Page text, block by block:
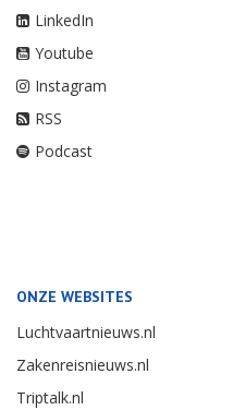
LinkedIn
Youtube
Instagram
RSS
Podcast
ONZE WEBSITES
Luchtvaartnieuws.nl
Zakenreisnieuws.nl
Triptalk.nl